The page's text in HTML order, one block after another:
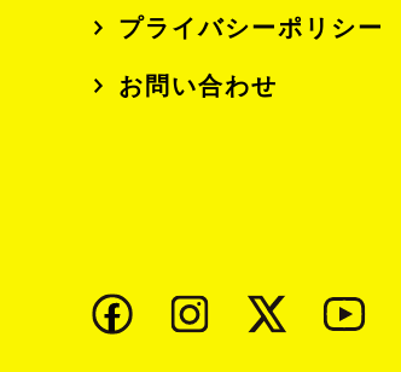
プライバシーポリシー
お問い合わせ